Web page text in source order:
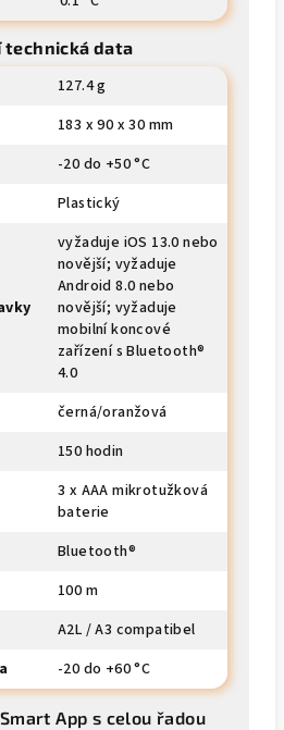
technická data
127.4 g
183 x 90 x 30 mm
-20 do +50 °C
Plastický
vyžaduje iOS 13.0 nebo
novější; vyžaduje
Android 8.0 nebo
novější; vyžaduje
mobilní koncové
zařízení s Bluetooth®
4.0
černá/oranžová
150 hodin
3 x AAA mikrotužková
baterie
Bluetooth®
100 m
A2L / A3 compatibel
-20 do +60 °C
App s celou řadou